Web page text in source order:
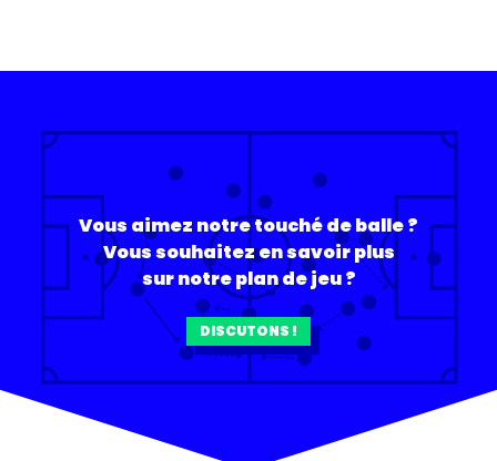
Vous aimez notre touché de balle ?
Vous souhaitez en savoir plus
sur notre plan de jeu ?
DISCUTONS !